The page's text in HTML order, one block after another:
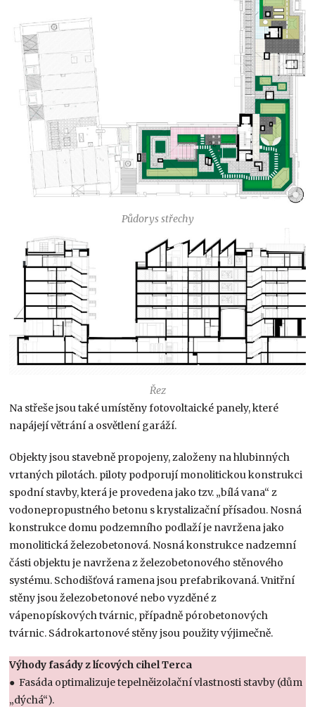
Půdorys střechy
Řez
Na střeše jsou také umístěny fotovoltaické panely, které
napájejí větrání a osvětlení garáží.
Objekty jsou stavebně propojeny, založeny na hlubinných
vrtaných pilotách. piloty podporují monolitickou konstrukci
spodní stavby, která je provedena jako tzv. „bílá vana“ z
vodonepropustného betonu s krystalizační přísadou. Nosná
konstrukce domu podzemního podlaží je navržena jako
monolitická železobetonová. Nosná konstrukce nadzemní
části objektu je navržena z železobetonového stěnového
systému. Schodišťová ramena jsou prefabrikovaná. Vnitřní
stěny jsou železobetonové nebo vyzděné z
vápenopískových tvárnic, případně pórobetonových
tvárnic. Sádrokartonové stěny jsou použity výjimečně.
Výhody fasády z lícových cihel Terca
● Fasáda optimalizuje tepelněizolační vlastnosti stavby (dům
„dýchá“).